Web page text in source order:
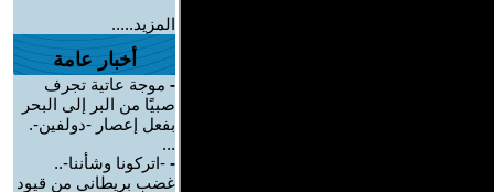
المزيد.....
أخبار عامة
- موجة عاتية تجرف
صبيًا من البر إلى البحر
بفعل إعصار -دولفين-.
...
- -اتركونا وشأننا-..
غضب بريطاني من قيود